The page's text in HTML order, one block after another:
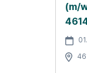
(m/